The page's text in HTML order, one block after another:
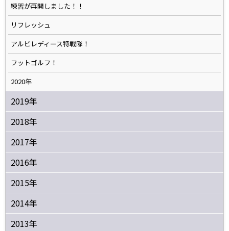
練習が再開しました！！
リフレッシュ
アルビレディース特戦隊！
フットゴルフ！
2020年
2019年
2018年
2017年
2016年
2015年
2014年
2013年